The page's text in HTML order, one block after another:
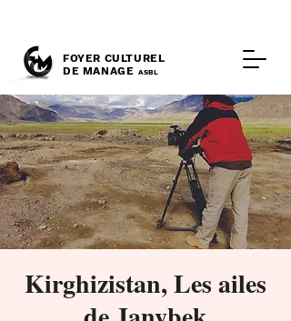
FOYER CULTUREL
DE MANAGE ASBL
Kirghizistan, Les ailes